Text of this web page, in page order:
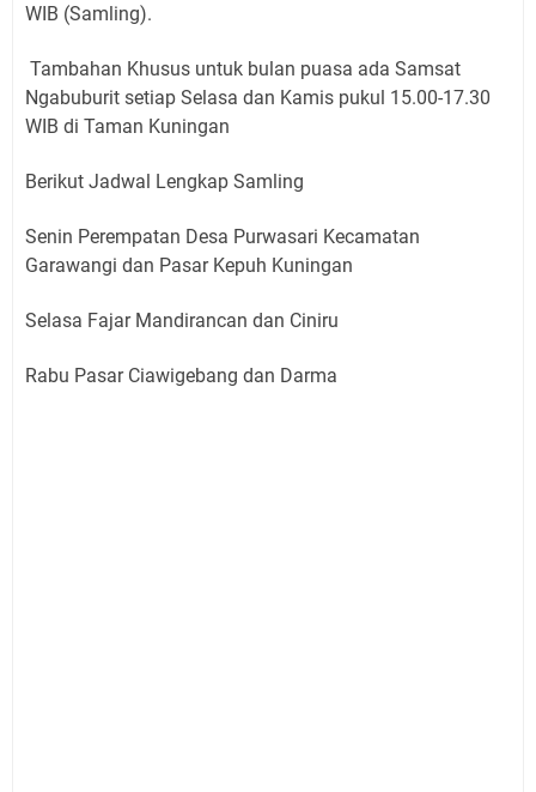
WIB (Samling).
Tambahan Khusus untuk bulan puasa ada Samsat
Ngabuburit setiap Selasa dan Kamis pukul 15.00-17.30
WIB di Taman Kuningan
Berikut Jadwal Lengkap Samling
Senin Perempatan Desa Purwasari Kecamatan
Garawangi dan Pasar Kepuh Kuningan
Selasa Fajar Mandirancan dan Ciniru
Rabu Pasar Ciawigebang dan Darma